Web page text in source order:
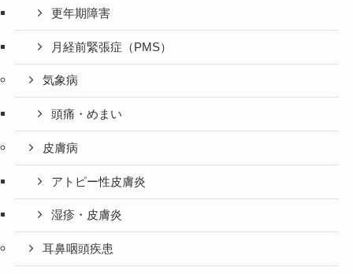
更年期障害
月経前緊張症（PMS）
気象病
頭痛・めまい
皮膚病
アトピー性皮膚炎
湿疹・皮膚炎
耳鼻咽頭疾患